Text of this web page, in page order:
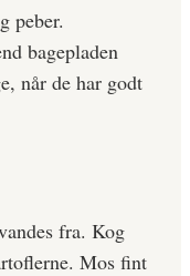
peber.
bagepladen
når de har godt
fra. Kog
Mos fint